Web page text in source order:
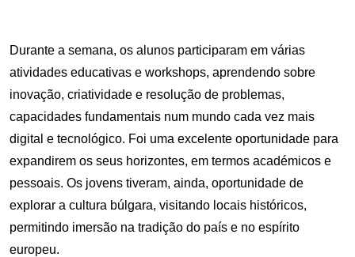
Durante a semana, os alunos participaram em várias
atividades educativas e workshops, aprendendo sobre
inovação, criatividade e resolução de problemas,
capacidades fundamentais num mundo cada vez mais
digital e tecnológico. Foi uma excelente oportunidade para
expandirem os seus horizontes, em termos académicos e
pessoais. Os jovens tiveram, ainda, oportunidade de
explorar a cultura búlgara, visitando locais históricos,
permitindo imersão na tradição do país e no espírito
europeu.